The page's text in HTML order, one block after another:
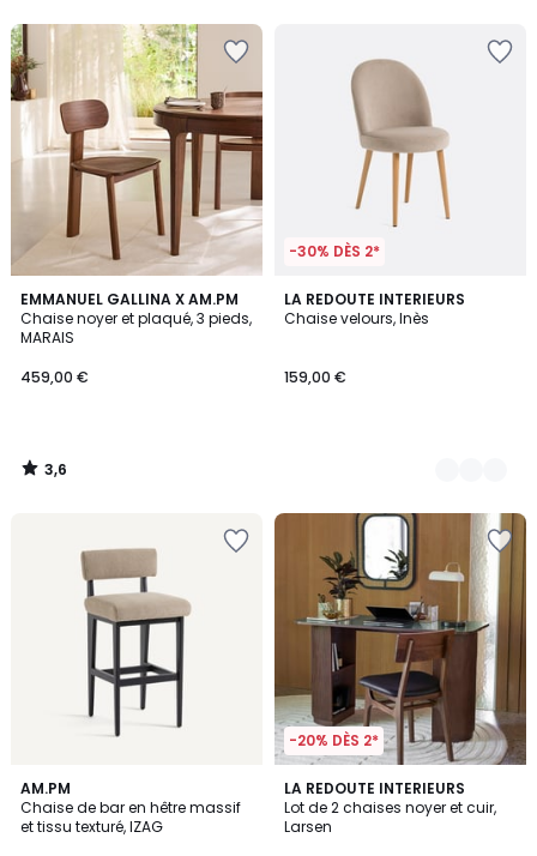
EMMANUEL GALLINA X AM.PM
Chaise noyer et plaqué, 3 pieds,
MARAIS
459,00 €
3,6
/ 5
3,6
/
-30% DÈS 2*
LA REDOUTE INTERIEURS
Chaise velours, Inès
159,00 €
3
Couleurs
AM.PM
Chaise de bar en hêtre massif
et tissu texturé, IZAG
-20% DÈS 2*
LA REDOUTE INTERIEURS
Lot de 2 chaises noyer et cuir,
Larsen
4,2
/ 5